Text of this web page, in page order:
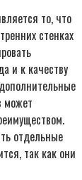
то, что
стенках
и к качеству
может
отдельные
так как они